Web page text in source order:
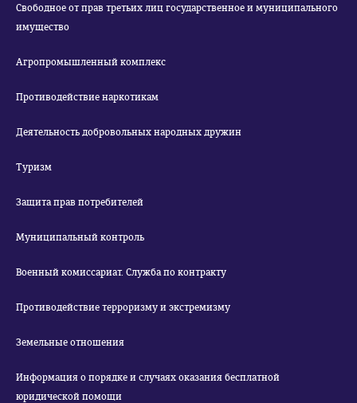
Свободное от прав третьих лиц государственное и муниципального
имущество
Агропромышленный комплекс
Противодействие наркотикам
Деятельность добровольных народных дружин
Туризм
Защита прав потребителей
Муниципальный контроль
Военный комиссариат. Служба по контракту
Противодействие терроризму и экстремизму
Земельные отношения
Информация о порядке и случаях оказания бесплатной
юридической помощи